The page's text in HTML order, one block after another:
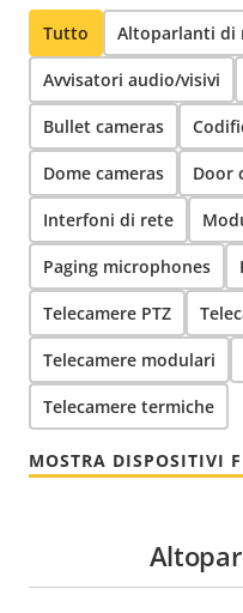
Tutto Altoparlanti di
Avvisatori audio/visivi
Bullet cameras
Dome cameras Door
Interfoni di rete
Paging microphones
Telecamere PTZ
Telecamere modulari
Telecamere termiche
MOSTRA DISPOSITIVI